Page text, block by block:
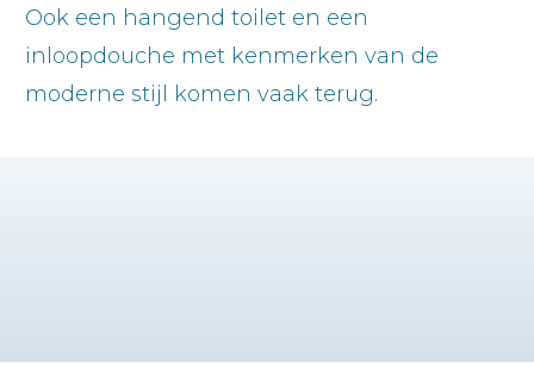
Ook een hangend toilet en een
inloopdouche met kenmerken van de
moderne stijl komen vaak terug.